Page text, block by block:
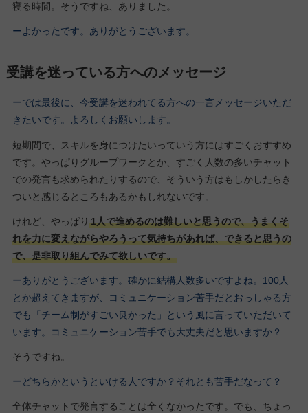
寝る時間。そうですね、ありました。
ーよかったです。ありがとうございます。
受講を迷っている方へのメッセージ
ーでは最後に、今受講を迷われてる方への一言メッセージいただ
きたいです。よろしくお願いします。
短期間で、スキルを身につけたいっていう方にはすごくおすすめ
です。やっぱりグループワークとか、すごく人数の多いチャット
での発言も求められたりするので、そういう方はもしかしたらき
ついと感じるところもあるかもしれないです。
けれど、やっぱり 1人で進めるのは難しいと思うので、うまくそ
れを力に変えながらやろうって気持ちがあれば、できると思うの
で、是非取り組んでみて欲しいです。
ーありがとうございます。確かに結構人数多いですよね。100人
とか超えてきますが、コミュニケーション苦手だとおっしゃる方
でも「チーム制がすごい良かった」という風に言っていただいて
います。コミュニケーション苦手でも大丈夫だと思いますか？
そうですね。
ーどちらかというといける人ですか？それとも苦手だなって？
全体チャットで発言することは全くなかったです。でも、ちょっ